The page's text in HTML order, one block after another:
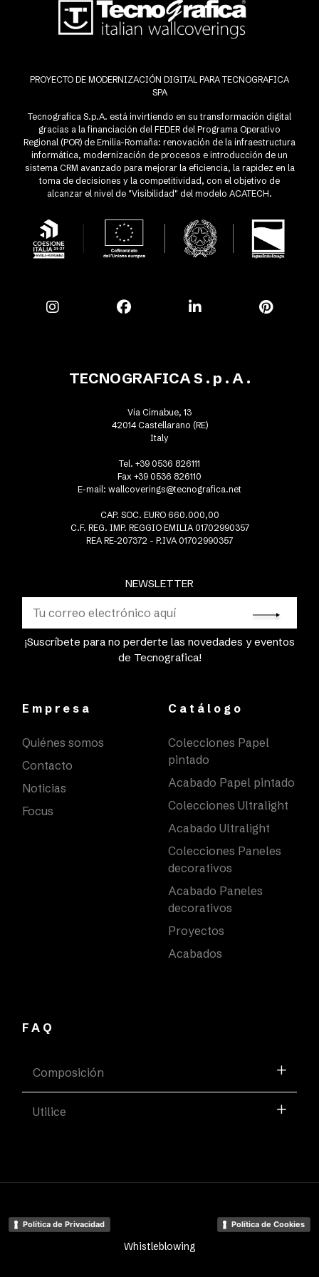
PROYECTO DE MODERNIZACIÓN DIGITAL PARA TECNOGRAFICA
SPA
Tecnografica S.p.A. está invirtiendo en su transformación digital
gracias a la financiación del FEDER del Programa Operativo
Regional (POR) de Emilia-Romaña: renovación de la infraestructura
informática, modernización de procesos e introducción de un
sistema CRM avanzado para mejorar la eficiencia, la rapidez en la
toma de decisiones y la competitividad, con el objetivo de
alcanzar el nivel de "Visibilidad" del modelo ACATECH.
NEWSLETTER
¡Suscríbete para no perderte las novedades y eventos
de Tecnografica!
TECNOGRAFICA S . p . A .
Via Cimabue, 13
42014 Castellarano (RE)
Italy
Tel. +39 0536 826111
Fax +39 0536 826110
E-mail: wallcoverings@tecnografica.net
CAP. SOC. EURO 660.000,00
C.F. REG. IMP. REGGIO EMILIA 01702990357
REA RE-207372 - P.IVA 01702990357
Empresa
Quiénes somos
Contacto
Noticias
Focus
Catálogo
Colecciones Papel
pintado
Acabado Papel pintado
Colecciones Ultralight
Acabado Ultralight
Colecciones Paneles
decorativos
Acabado Paneles
decorativos
Proyectos
Acabados
FAQ
Composición
Utilice
Política de Privacidad Política de Cookies
Whistleblowing